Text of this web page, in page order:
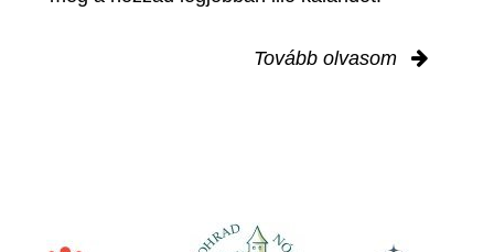
Tovább olvasom